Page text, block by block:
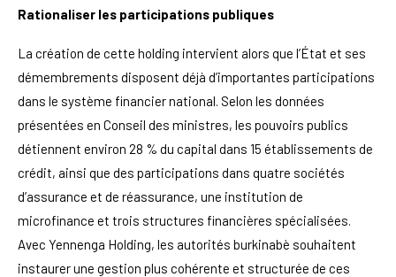
Rationaliser les participations publiques
La création de cette holding intervient alors que l’État et ses
démembrements disposent déjà d’importantes participations
dans le système financier national. Selon les données
présentées en Conseil des ministres, les pouvoirs publics
détiennent environ 28 % du capital dans 15 établissements de
crédit, ainsi que des participations dans quatre sociétés
d’assurance et de réassurance, une institution de
microfinance et trois structures financières spécialisées.
Avec Yennenga Holding, les autorités burkinabè souhaitent
instaurer une gestion plus cohérente et structurée de ces